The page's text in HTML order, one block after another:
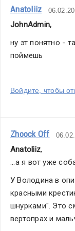
Anatoliiz
JohnAdmin,
ну эт понятно -
поймешь
Войдите, чтобы
Zhoock Off
Anatoliiz,
...а я вот уже
У Володина в
красными
шнурками". Это
вертопрах и